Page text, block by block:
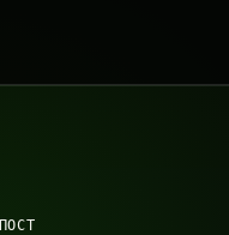
ПОСТ